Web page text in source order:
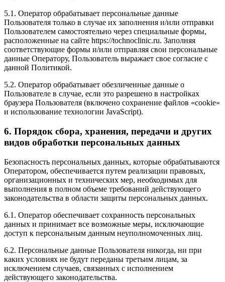
5.1. Оператор обрабатывает персональные данные
Пользователя только в случае их заполнения и/или отправки
Пользователем самостоятельно через специальные формы,
расположенные на сайте https://tochnoclinic.ru. Заполняя
соответствующие формы и/или отправляя свои персональные
данные Оператору, Пользователь выражает свое согласие с
данной Политикой.
5.2. Оператор обрабатывает обезличенные данные о
Пользователе в случае, если это разрешено в настройках
браузера Пользователя (включено сохранение файлов «cookie»
и использование технологии JavaScript).
6. Порядок сбора, хранения, передачи и других
видов обработки персональных данных
Безопасность персональных данных, которые обрабатываются
Оператором, обеспечивается путем реализации правовых,
организационных и технических мер, необходимых для
выполнения в полном объеме требований действующего
законодательства в области защиты персональных данных.
6.1. Оператор обеспечивает сохранность персональных
данных и принимает все возможные меры, исключающие
доступ к персональным данным неуполномоченных лиц.
6.2. Персональные данные Пользователя никогда, ни при
каких условиях не будут переданы третьим лицам, за
исключением случаев, связанных с исполнением
действующего законодательства.